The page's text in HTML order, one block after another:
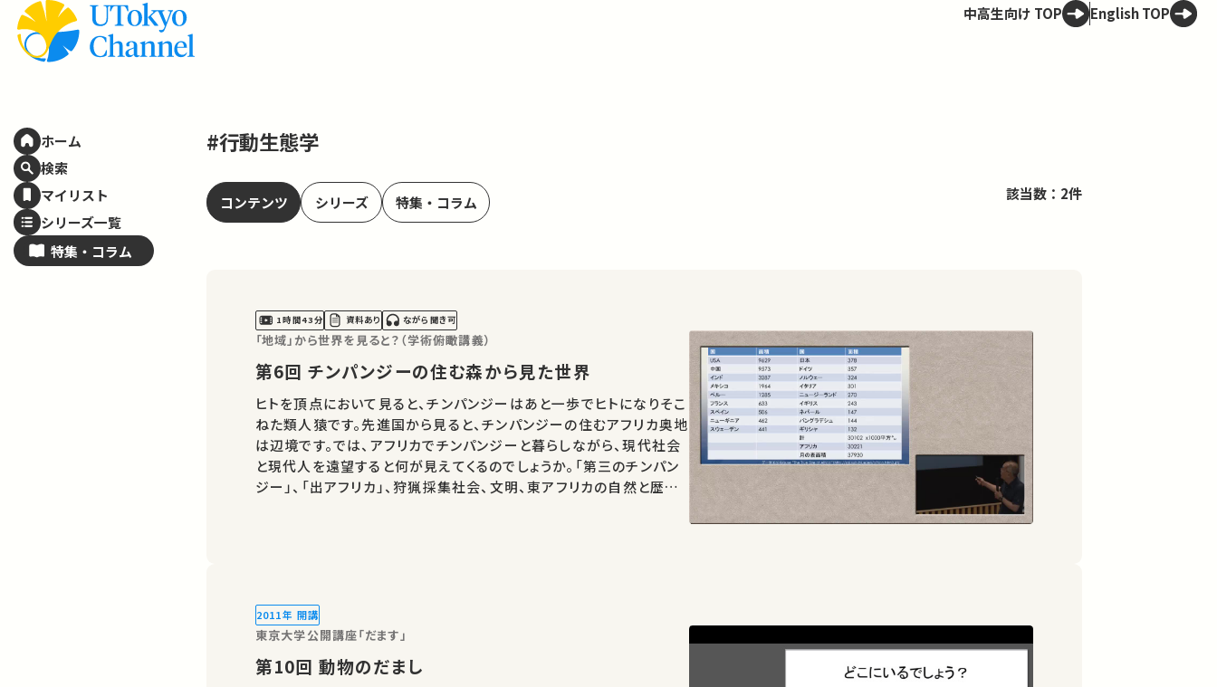
ホーム
検索
マイリスト
シリーズ一覧
特集・ コラム
中高生向け TOP English TOP
#行動生態学
コンテンツ シリーズ 特集・コラム 該当数：2件
1時間43分 資料あり ながら聞き可
「地域」から世界を見ると？（学術俯瞰講義）
第6回 チンパンジーの住む森から見た世界
ヒトを頂点において見ると、チンパンジーはあと一歩でヒトになりそこ
ねた類人猿です。先進国から見ると、チンパンジーの住むアフリカ奥地
は辺境です。では、アフリカでチンパンジーと暮らしながら、現代社会
と現代人を遠望すると何が見えてくるのでしょうか。「第三のチンパン
ジー」、「出アフリカ」、狩猟採集社会、文明、東アフリカの自然と歴史、
2011年 開講
東京大学公開講座「だます」
第10回 動物のだまし